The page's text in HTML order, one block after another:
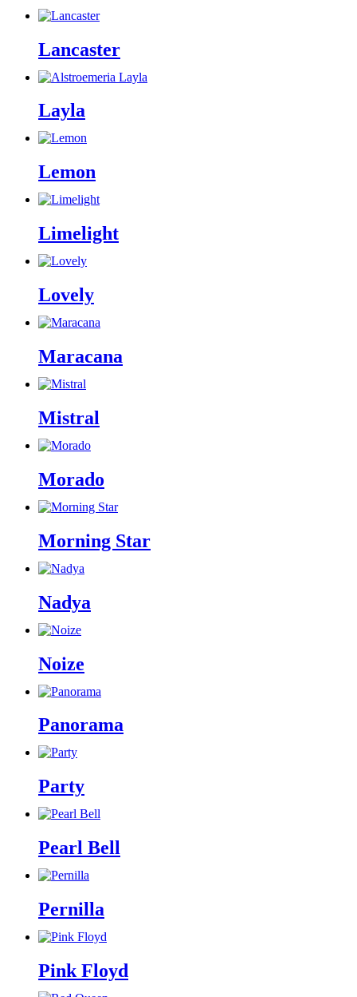
Lancaster
Layla
Lemon
Limelight
Lovely
Maracana
Mistral
Morado
Morning Star
Nadya
Noize
Panorama
Party
Pearl Bell
Pernilla
Pink Floyd